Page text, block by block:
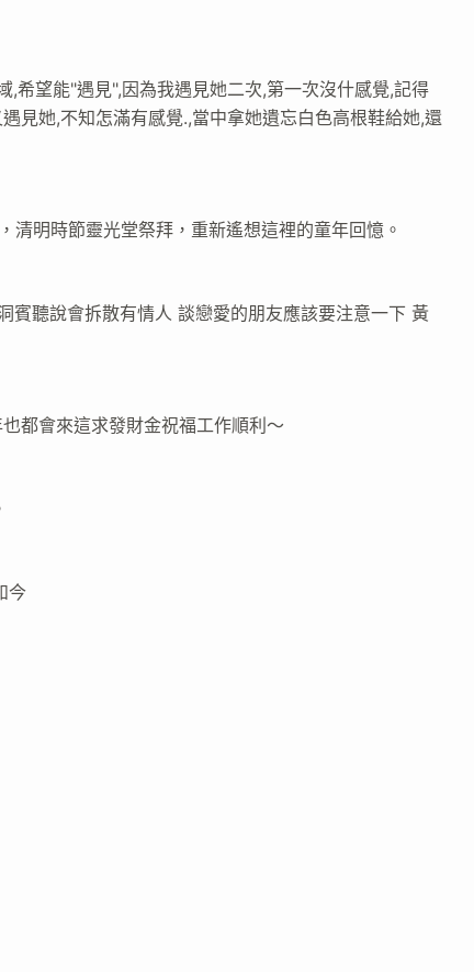
希望能"遇見",因為我遇見她二次,第一次沒什感覺,記得
見她,不知怎滿有感覺.,當中拿她遺忘白色高根鞋給她,還
明時節靈光堂祭拜，重新遙想這裡的童年回憶。
賓聽說會拆散有情人 談戀愛的朋友應該要注意一下 黃
都會來這求發財金祝福工作順利～
今